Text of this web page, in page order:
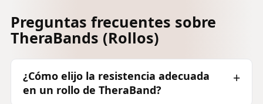
Preguntas frecuentes sobre
TheraBands (Rollos)
¿Cómo elijo la resistencia adecuada
en un rollo de TheraBand?